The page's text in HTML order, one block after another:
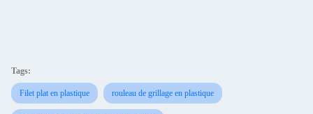
Tags:
Filet plat en plastique rouleau de grillage en plastique